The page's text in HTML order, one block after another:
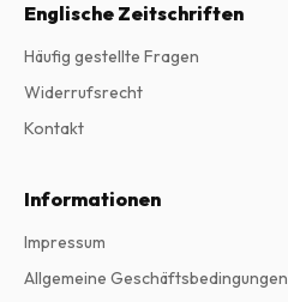
Englische Zeitschriften
Häufig gestellte Fragen
Widerrufsrecht
Kontakt
Informationen
Impressum
Allgemeine Geschäftsbedingungen